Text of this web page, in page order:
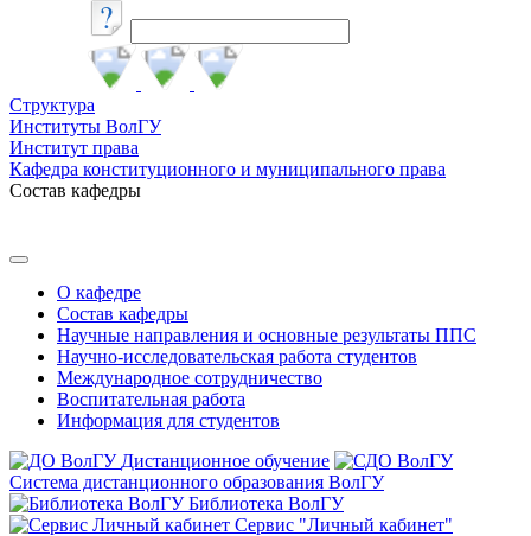
Структура
Институты ВолГУ
Институт права
Кафедра конституционного и муниципального права
Состав кафедры
О кафедре
Состав кафедры
Научные направления и основные результаты ППС
Научно-исследовательская работа студентов
Международное сотрудничество
Воспитательная работа
Информация для студентов
Дистанционное обучение
Система дистанционного образования ВолГУ
Библиотека ВолГУ
Сервис "Личный кабинет"